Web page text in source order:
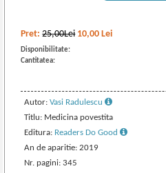
Pret:25,00Lei 10,00 Lei
Disponibilitate:
Cantitatea:
Autor:Vasi Radulescu
Titlu: Medicina povestita
Editura: Readers Do Good
An de aparitie: 2019
Nr. pagini: 345